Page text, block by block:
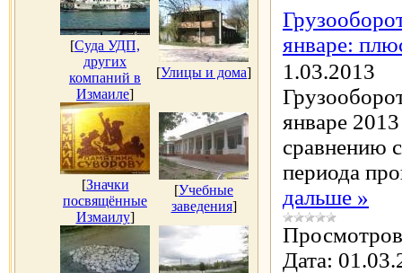
[Суда УДП,
других
компаний в
Измаиле]
[Улицы и дома]
[Значки
посвящённые
Измаилу]
[Учебные
заведения]
январе:
1.03.2013
январе
сравнению
периода
дальше »
Дата: